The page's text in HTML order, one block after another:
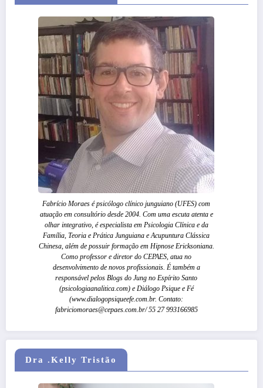
Fabrício Moraes é psicólogo clínico junguiano (UFES) com
atuação em consultório desde 2004. Com uma escuta atenta e
olhar integrativo, é especialista em Psicologia Clínica e da
Família, Teoria e Prática Junguiana e Acupuntura Clássica
Chinesa, além de possuir formação em Hipnose Ericksoniana.
Como professor e diretor do CEPAES, atua no
desenvolvimento de novos profissionais. É também a
responsável pelos Blogs do Jung no Espírito Santo
(psicologiaanalitica.com) e Diálogo Psique e Fé
(www.dialogopsiqueefe.com.br. Contato:
fabriciomoraes@cepaes.com.br/ 55 27 993166985
Dra .Kelly Tristão